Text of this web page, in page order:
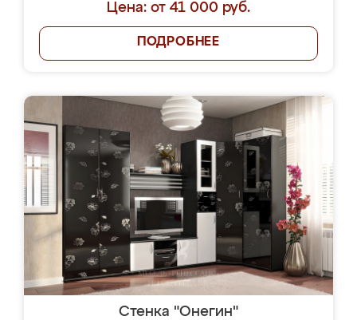
Цена: от 41 000 руб.
ПОДРОБНЕЕ
Стенка "Онегин"